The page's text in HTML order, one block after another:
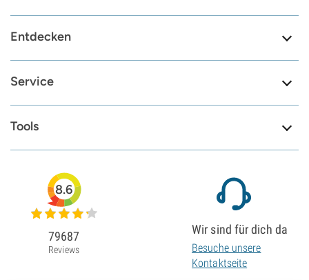
Entdecken
Service
Tools
8.6
79687
Reviews
Wir sind für dich da
Besuche unsere
Kontaktseite